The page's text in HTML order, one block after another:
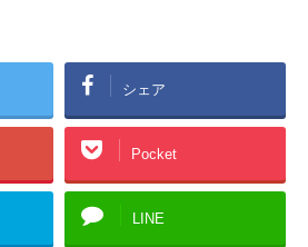
シェア
Pocket
LINE